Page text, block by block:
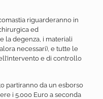
riguarderanno in
ed
la degenza, i materiali
necessari), e tutte le
e di controllo
partiranno da un esborso
i 5.000 Euro a seconda